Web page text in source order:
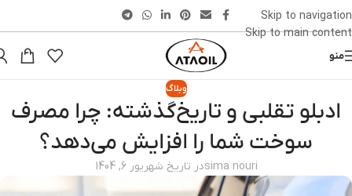
Skip to navigation
Skip to main content
منو
وبلاگ
ادبلو تقلبی و تاریخ‌گذشته: چرا مصرف
سوخت شما را افزایش می‌دهد؟
sima nouriدر تاریخ شهریور 6, 1404